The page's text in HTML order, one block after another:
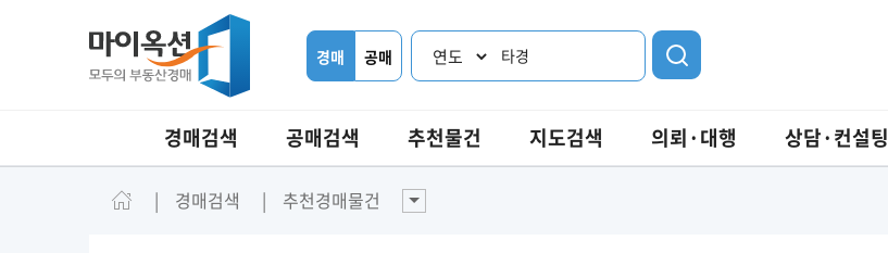
경매 공매 타경
경매검색 공매검색 추천물건 지도검색 의뢰·대행 상담·컨설팅
경매검색 추천경매물건